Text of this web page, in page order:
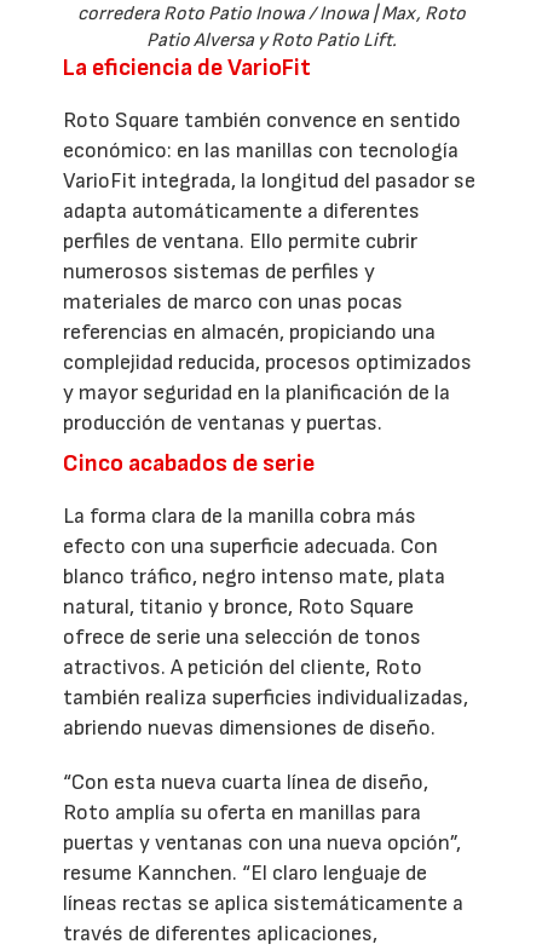
corredera Roto Patio Inowa / Inowa | Max, Roto
Patio Alversa y Roto Patio Lift.
La eficiencia de VarioFit
Roto Square también convence en sentido
económico: en las manillas con tecnología
VarioFit integrada, la longitud del pasador se
adapta automáticamente a diferentes
perfiles de ventana. Ello permite cubrir
numerosos sistemas de perfiles y
materiales de marco con unas pocas
referencias en almacén, propiciando una
complejidad reducida, procesos optimizados
y mayor seguridad en la planificación de la
producción de ventanas y puertas.
Cinco acabados de serie
La forma clara de la manilla cobra más
efecto con una superficie adecuada. Con
blanco tráfico, negro intenso mate, plata
natural, titanio y bronce, Roto Square
ofrece de serie una selección de tonos
atractivos. A petición del cliente, Roto
también realiza superficies individualizadas,
abriendo nuevas dimensiones de diseño.
“Con esta nueva cuarta línea de diseño,
Roto amplía su oferta en manillas para
puertas y ventanas con una nueva opción”,
resume Kannchen. “El claro lenguaje de
líneas rectas se aplica sistemáticamente a
través de diferentes aplicaciones,